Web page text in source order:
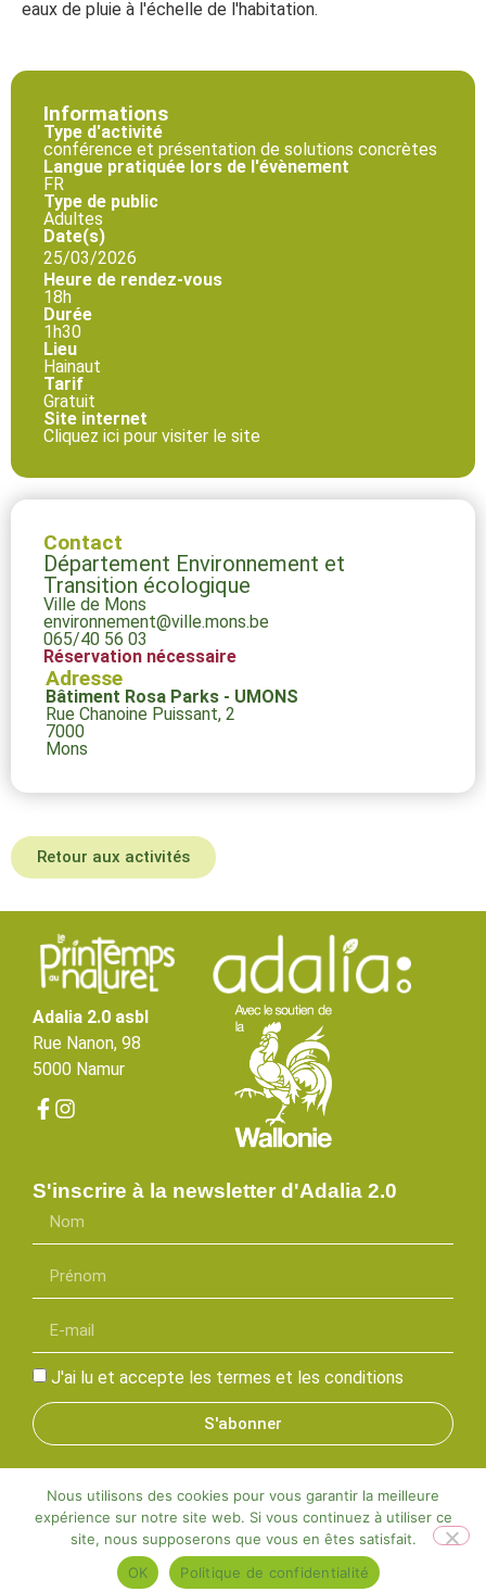
eaux de pluie à l'échelle de l'habitation.
Informations
Type d'activité
conférence et présentation de solutions concrètes
Langue pratiquée lors de l'évènement
FR
Type de public
Adultes
Date(s)
25/03/2026
Heure de rendez-vous
18h
Durée
1h30
Lieu
Hainaut
Tarif
Gratuit
Site internet
Cliquez ici pour visiter le site
Contact
Département Environnement et
Transition écologique
Ville de Mons
environnement@ville.mons.be
065/40 56 03
Réservation nécessaire
Adresse
Bâtiment Rosa Parks - UMONS
Rue Chanoine Puissant, 2
7000
Mons
Retour aux activités
Adalia 2.0 asbl
Rue Nanon, 98
5000 Namur
S'inscrire à la newsletter d'Adalia 2.0
J'ai lu et accepte les termes et les conditions
S'abonner
Adalia©2025 | Tous droits réservés |Mentions légales
Designed by Visible
Nous utilisons des cookies pour vous garantir la meilleure
expérience sur notre site web. Si vous continuez à utiliser ce
site, nous supposerons que vous en êtes satisfait.
OK
Politique de confidentialité